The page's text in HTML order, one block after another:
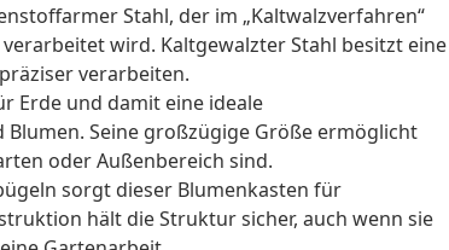
Stahl, der im „Kaltwalzverfahren“
wird. Kaltgewalzter Stahl besitzt eine
verarbeiten.
Erde und damit eine ideale
Seine großzügige Größe ermöglicht
oder Außenbereich sind.
sorgt dieser Blumenkasten für
hält die Struktur sicher, auch wenn sie